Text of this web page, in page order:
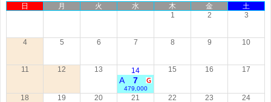
日 月 火 水 木 金
土
1
2 3
4 5 6 7 8 9 10
11 12 13 14
7
A
479,000
15 16 17
18 19 20 21 22 23 24